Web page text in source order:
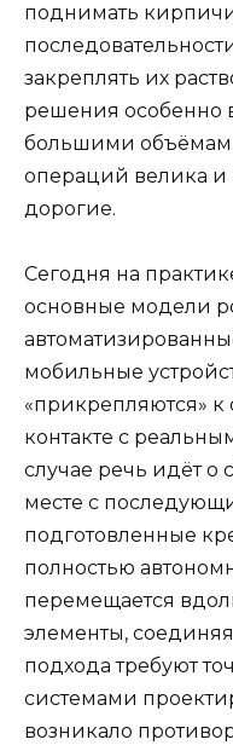
поднимать
закреплять их
решения особенно
большими
операций велика и
дорогие.
Сегодня на
основные модели
мобильные
«прикрепляются» к
контакте с
случае речь идёт о
месте с
подготовленные
полностью
перемещается
элементы,
подхода требуют
системами
возникало